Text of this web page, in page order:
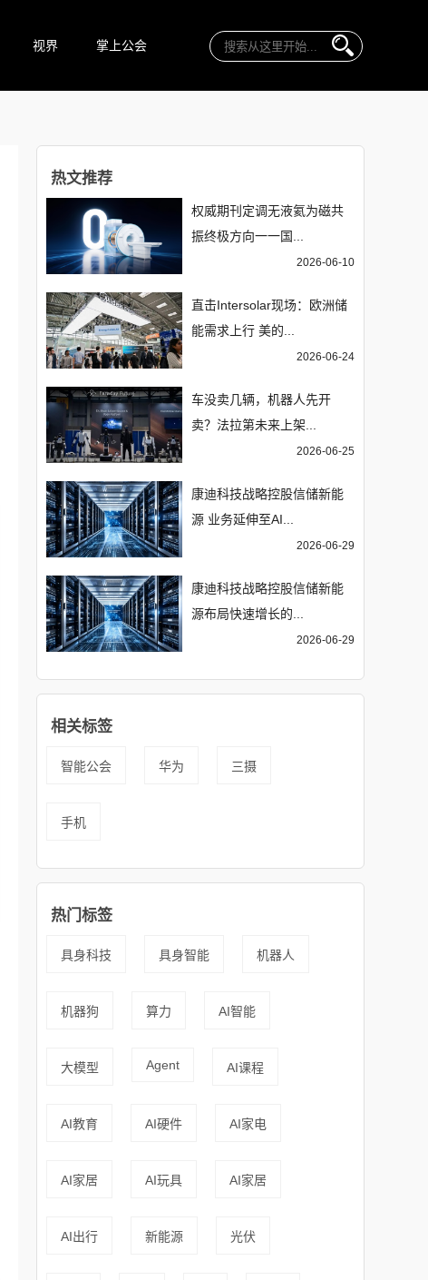
视界 掌上公会
热文推荐
权威期刊定调无液氦为磁共
振终极方向一一国...
2026-06-10
直击Intersolar现场：欧洲储
能需求上行 美的...
2026-06-24
车没卖几辆，机器人先开
卖？法拉第未来上架...
2026-06-25
康迪科技战略控股信储新能
源 业务延伸至AI...
2026-06-29
康迪科技战略控股信储新能
源布局快速增长的...
2026-06-29
相关标签
智能公会 华为 三摄
手机
热门标签
具身科技 具身智能 机器人
机器狗 算力 AI智能
大模型 Agent AI课程
AI教育 AI硬件 AI家电
AI家居 AI玩具 AI家居
AI出行 新能源 光伏